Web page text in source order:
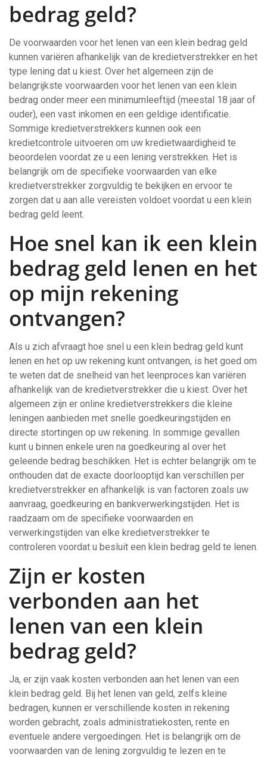
bedrag geld?
De voorwaarden voor het lenen van een klein bedrag geld
kunnen variëren afhankelijk van de kredietverstrekker en het
type lening dat u kiest. Over het algemeen zijn de
belangrijkste voorwaarden voor het lenen van een klein
bedrag onder meer een minimumleeftijd (meestal 18 jaar of
ouder), een vast inkomen en een geldige identificatie.
Sommige kredietverstrekkers kunnen ook een
kredietcontrole uitvoeren om uw kredietwaardigheid te
beoordelen voordat ze u een lening verstrekken. Het is
belangrijk om de specifieke voorwaarden van elke
kredietverstrekker zorgvuldig te bekijken en ervoor te
zorgen dat u aan alle vereisten voldoet voordat u een klein
bedrag geld leent.
Hoe snel kan ik een klein
bedrag geld lenen en het
op mijn rekening
ontvangen?
Als u zich afvraagt hoe snel u een klein bedrag geld kunt
lenen en het op uw rekening kunt ontvangen, is het goed om
te weten dat de snelheid van het leenproces kan variëren
afhankelijk van de kredietverstrekker die u kiest. Over het
algemeen zijn er online kredietverstrekkers die kleine
leningen aanbieden met snelle goedkeuringstijden en
directe stortingen op uw rekening. In sommige gevallen
kunt u binnen enkele uren na goedkeuring al over het
geleende bedrag beschikken. Het is echter belangrijk om te
onthouden dat de exacte doorlooptijd kan verschillen per
kredietverstrekker en afhankelijk is van factoren zoals uw
aanvraag, goedkeuring en bankverwerkingstijden. Het is
raadzaam om de specifieke voorwaarden en
verwerkingstijden van elke kredietverstrekker te
controleren voordat u besluit een klein bedrag geld te lenen.
Zijn er kosten
verbonden aan het
lenen van een klein
bedrag geld?
Ja, er zijn vaak kosten verbonden aan het lenen van een
klein bedrag geld. Bij het lenen van geld, zelfs kleine
bedragen, kunnen er verschillende kosten in rekening
worden gebracht, zoals administratiekosten, rente en
eventuele andere vergoedingen. Het is belangrijk om de
voorwaarden van de lening zorgvuldig te lezen en te